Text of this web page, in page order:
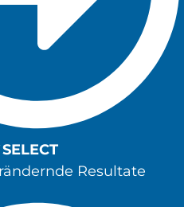
Resultate